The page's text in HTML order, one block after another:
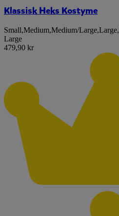
Klassisk Heks Kostyme
Small,Medium,Medium/Large,Large,
Large
479,90 kr